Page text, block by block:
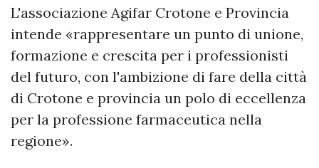
L'associazione Agifar Crotone e Provincia
intende «rappresentare un punto di unione,
formazione e crescita per i professionisti
del futuro, con l'ambizione di fare della città
di Crotone e provincia un polo di eccellenza
per la professione farmaceutica nella
regione».